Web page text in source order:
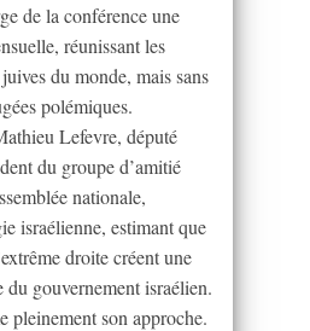
de la conférence une
réunissant les
du monde, mais sans
polémiques.
Lefevre, député
du groupe d’amitié
nationale,
israélienne, estimant que
droite créent une
du gouvernement israélien.
pleinement son approche.